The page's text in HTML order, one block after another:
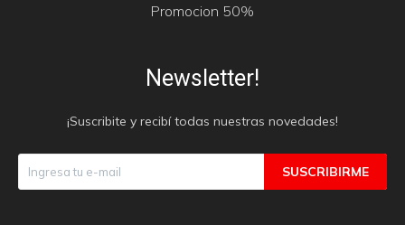
Promocion 50%
Newsletter!
¡Suscribite y recibí todas nuestras novedades!
SUSCRIBIRME